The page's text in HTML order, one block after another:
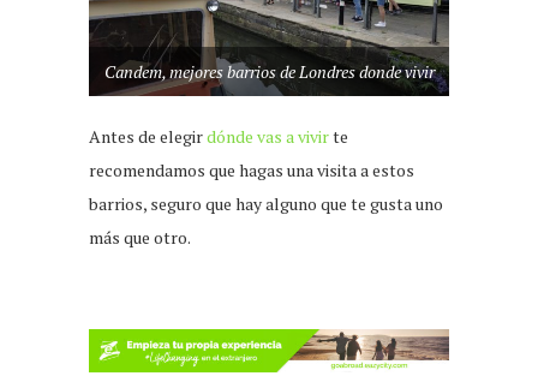
Candem, mejores barrios de Londres donde vivir
Antes de elegirdónde vas a vivirte
recomendamos que hagas una visita a estos
barrios, seguro que hay alguno que te gusta uno
más que otro.